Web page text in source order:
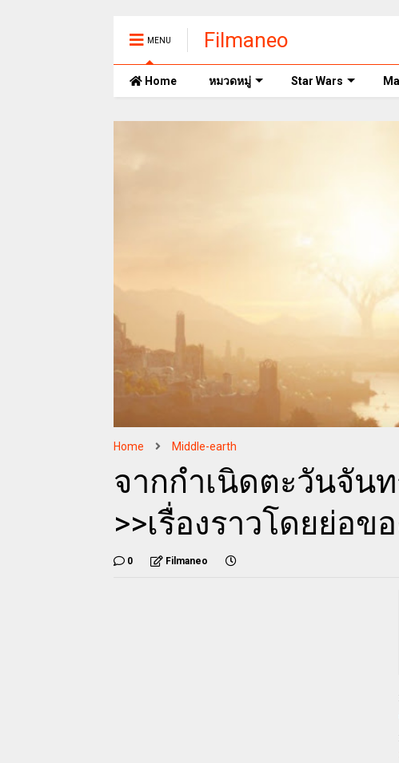
MENU Filmaneo
Home หมวดหมู่ Star Wars
Home Middle-earth
จากกำเนิดตะวันจัน
>>เรื่องราวโดยย่อ
0 Filmaneo